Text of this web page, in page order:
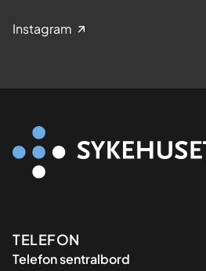
Instagram
Kontaktinformasjon
TELEFON
Telefon sentralbord